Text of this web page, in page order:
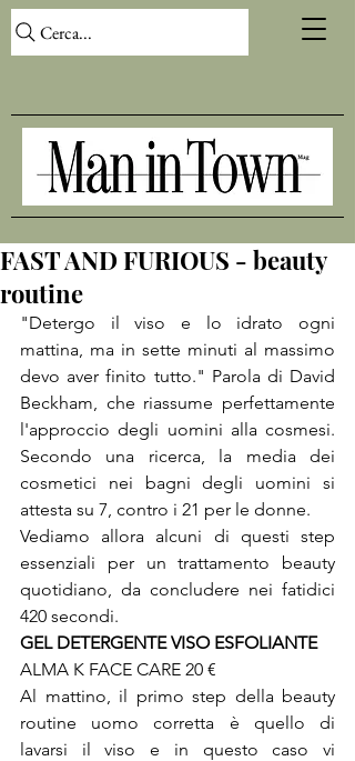
Cerca...
FAST AND FURIOUS - beauty
routine
"Detergo il viso e lo idrato ogni
mattina, ma in sette minuti al massimo
devo aver finito tutto." Parola di David
Beckham, che riassume perfettamente
l'approccio degli uomini alla cosmesi.
Secondo una ricerca, la media dei
cosmetici nei bagni degli uomini si
attesta su 7, contro i 21 per le donne.
Vediamo allora alcuni di questi step
essenziali per un trattamento beauty
quotidiano, da concludere nei fatidici
420 secondi.
GEL DETERGENTE VISO ESFOLIANTE
ALMA K FACE CARE 20 €
Al mattino, il primo step della beauty
routine uomo corretta è quello di
lavarsi il viso e in questo caso vi